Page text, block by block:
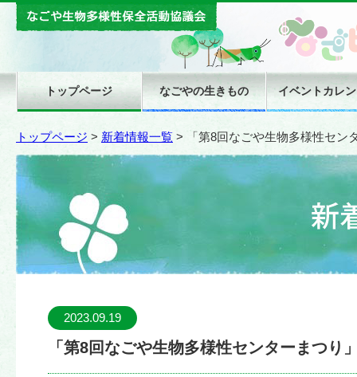
トップページ なごやの生きもの イベントカレ
トップページ > 新着情報一覧 > 「第8回なごや生物多様性セ
2023.09.19
「第8回なごや生物多様性センターまつり